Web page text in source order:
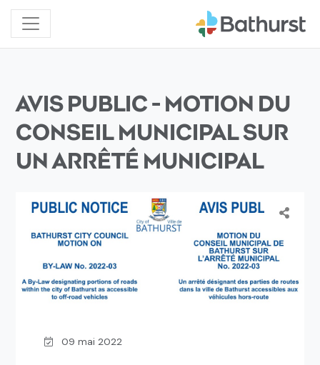
AVIS PUBLIC - MOTION DU
CONSEIL MUNICIPAL SUR
UN ARRÊTÉ MUNICIPAL
09 mai 2022